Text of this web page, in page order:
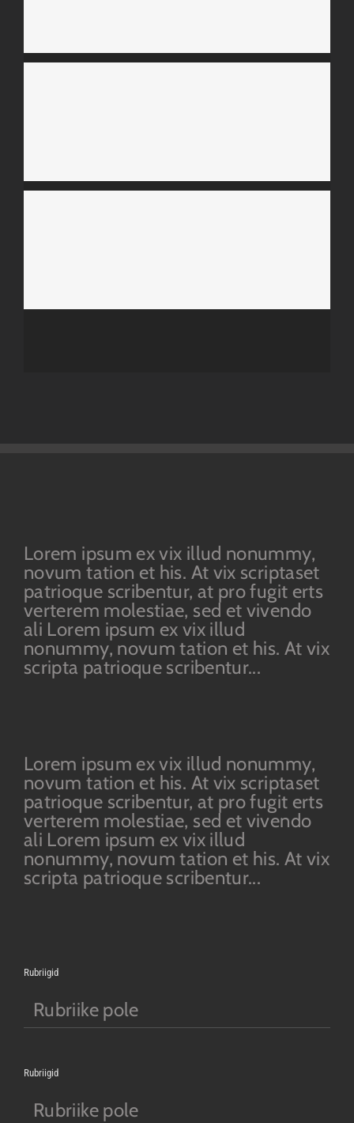
Lorem ipsum ex vix illud nonummy,
novum tation et his. At vix scriptaset
patrioque scribentur, at pro fugit erts
verterem molestiae, sed et vivendo
ali Lorem ipsum ex vix illud
nonummy, novum tation et his. At vix
scripta patrioque scribentur...
Lorem ipsum ex vix illud nonummy,
novum tation et his. At vix scriptaset
patrioque scribentur, at pro fugit erts
verterem molestiae, sed et vivendo
ali Lorem ipsum ex vix illud
nonummy, novum tation et his. At vix
scripta patrioque scribentur...
Rubriigid
Rubriike pole
Rubriigid
Rubriike pole